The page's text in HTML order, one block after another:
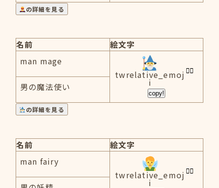
の詳細を見る
名前
絵文字
man mage
twrelative_emoj
i
copy!
男の魔法使い
の詳細を見る
名前
絵文字
man fairy
twrelative_emoj
i